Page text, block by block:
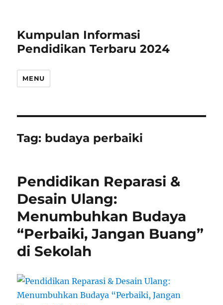
Kumpulan Informasi
Pendidikan Terbaru 2024
MENU
Tag: budaya perbaiki
Pendidikan Reparasi &
Desain Ulang:
Menumbuhkan Budaya
“Perbaiki, Jangan Buang”
di Sekolah